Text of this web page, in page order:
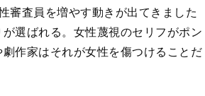
岸田理生さんも病気で亡くなって。そ
けですから、自分の目の黒いうちに
れが私に課せられた使命だと思いま